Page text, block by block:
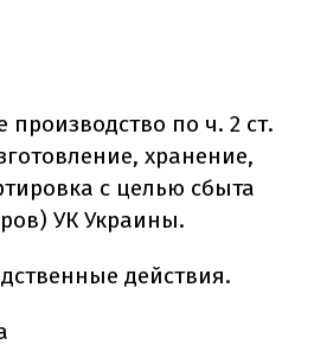
производство по ч. 2 ст.
хранение,
с целью сбыта
УК Украины.
действия.